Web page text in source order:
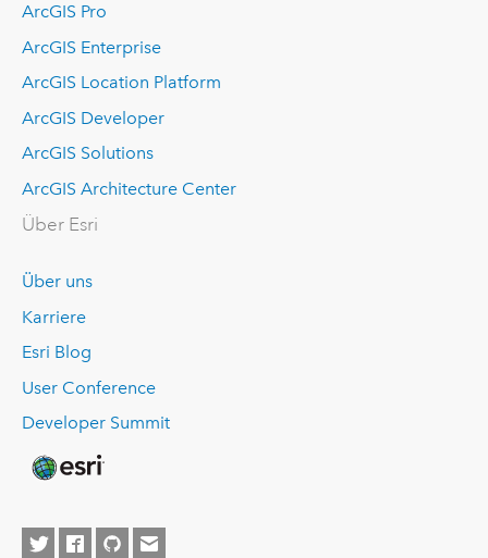
ArcGIS Pro
ArcGIS Enterprise
ArcGIS Location Platform
ArcGIS Developer
ArcGIS Solutions
ArcGIS Architecture Center
Über Esri
Über uns
Karriere
Esri Blog
User Conference
Developer Summit